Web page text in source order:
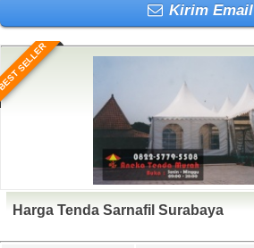
Kirim Email
SELLER
Harga Tenda Sarnafil Surabaya